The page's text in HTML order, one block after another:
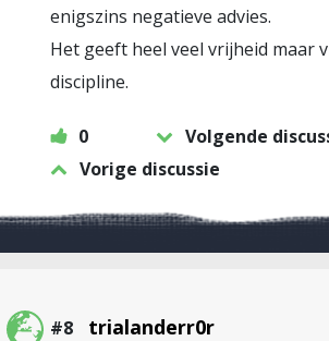
enigszins negatieve advies.
Het geeft heel veel vrijheid maar
discipline.
0
Volgende
Vorige discussie
#8 trialanderr0r